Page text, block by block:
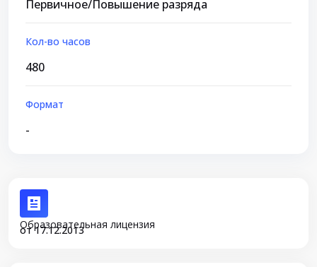
Первичное/Повышение разряда
Кол-во часов
480
Формат
-
Образовательная лицензия
от 17.12.2013